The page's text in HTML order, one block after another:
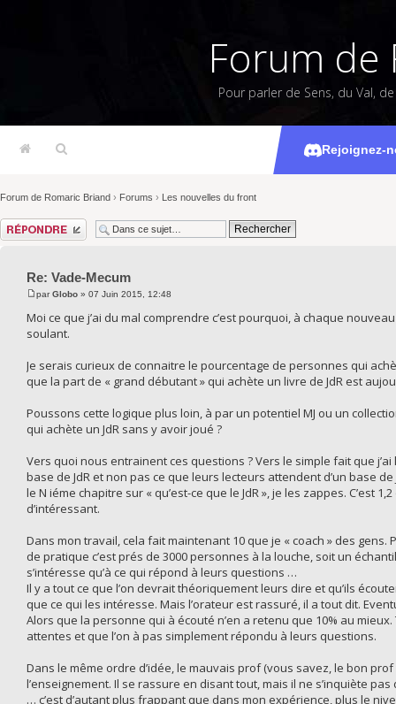
Forum de
Pour parler de Sens, du Val,
Rejoignez-
Forum de Romaric Briand › Forums › Les nouvelles du front
Répondre
Re: Vade-Mecum
parGlobo » 07 Juin 2015, 12:48
Moi ce que j’ai du mal comprendre c’est pourquoi, à chaque
soulant.
Je serais curieux de connaitre le pourcentage de personnes qui
que la part de « grand débutant » qui achète un livre de JdR est
Poussons cette logique plus loin, à par un potentiel MJ ou un
qui achète un JdR sans y avoir joué ?
Vers quoi nous entrainent ces questions ? Vers le simple fait que
base de JdR et non pas ce que leurs lecteurs attendent d’un base
le N iéme chapitre sur « qu’est-ce que le JdR », je les zappes. C’est
d’intéressant.
Dans mon travail, cela fait maintenant 10 que je « coach » des gens.
de pratique c’est prés de 3000 personnes à la louche, soit un
s’intéresse qu’à ce qui répond à leurs questions …
Il y a tout ce que l’on devrait théoriquement leurs dire et qu’ils
que ce qui les intéresse. Mais l’orateur est rassuré, il a tout dit.
Alors que la personne qui à écouté n’en a retenu que 10% au
attentes et que l’on à pas simplement répondu à leurs questions.
Dans le même ordre d’idée, le mauvais prof (vous savez, le bon
l’enseignement. Il se rassure en disant tout, mais il ne s’inquiète
… c’est d’autant plus frappant que dans mon expérience, plus le